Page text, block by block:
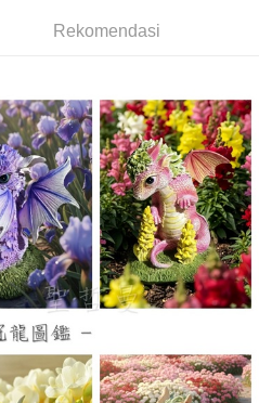
percuma untuk pesanan
Rekomendasi